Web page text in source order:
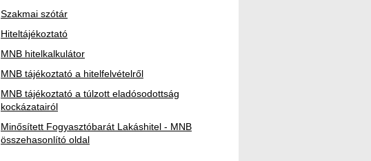
Szakmai szótár
Hiteltájékoztató
MNB hitelkalkulátor
MNB tájékoztató a hitelfelvételről
MNB tájékoztató a túlzott eladósodottság
kockázatairól
Minősített Fogyasztóbarát Lakáshitel - MNB
összehasonlító oldal